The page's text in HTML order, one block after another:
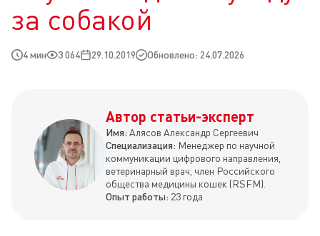
за собакой
4 мин 3 064 29.10.2019 Обновлено: 24.07.2026
Автор статьи-эксперт
Имя: Алясов Александр Сергеевич
Специализация: Менеджер по научной
коммуникации цифрового направления,
ветеринарный врач, член Российского
общества медицины кошек (RSFM).
Опыт работы: 23 года